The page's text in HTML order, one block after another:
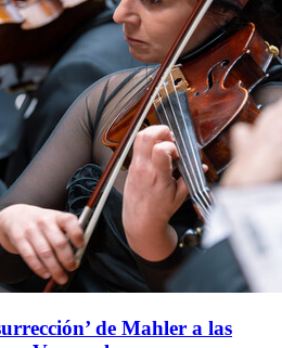
de Mahler a las